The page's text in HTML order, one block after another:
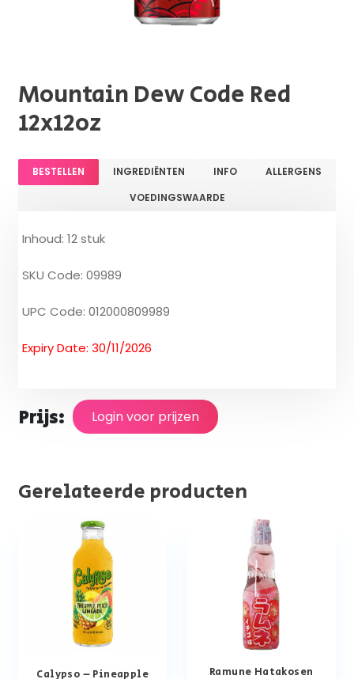
Mountain Dew Code Red
12x12oz
BESTELLEN INGREDIËNTEN INFO
ALLERGENS
VOEDINGSWAARDE
Inhoud: 12 stuk
SKU Code: 09989
UPC Code: 012000809989
Expiry Date: 30/11/2026
Prijs: Login voor prijzen
Gerelateerde producten
Calypso – Pineapple Ramune Hatakosen